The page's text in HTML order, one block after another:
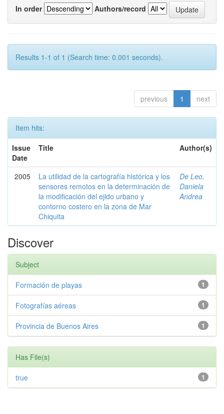
In order
Authors/record
Results 1-1 of 1 (Search time: 0.001 seconds).
previous 1 next
Item hits:
Issue
Date
Title Author(s)
2005
La utilidad de la cartografía histórica y los
sensores remotos en la determinación de
la modificación del ejido urbano y
contorno costero en la zona de Mar
Chiquita
De Leo,
Daniela
Andrea
Discover
Subject
1
Formación de playas
1
Fotografías aéreas
1
Provincia de Buenos Aires
Has File(s)
1
true